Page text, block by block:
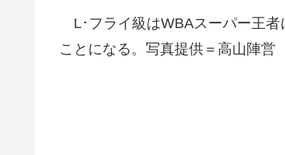
L･フライ級はWBAスーパー王者
ことになる。写真提供＝高山陣営